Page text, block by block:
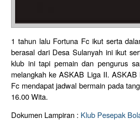
1 tahun lalu Fortuna Fc ikut serta
berasal dari Desa Sulanyah ini ikut
klub ini tapi pemain dan pengurus
melangkah ke ASKAB Liga II.
Fc mendapat jadwal bermain pada
16.00 Wita.
Dokumen Lampiran : Klub Pesepak